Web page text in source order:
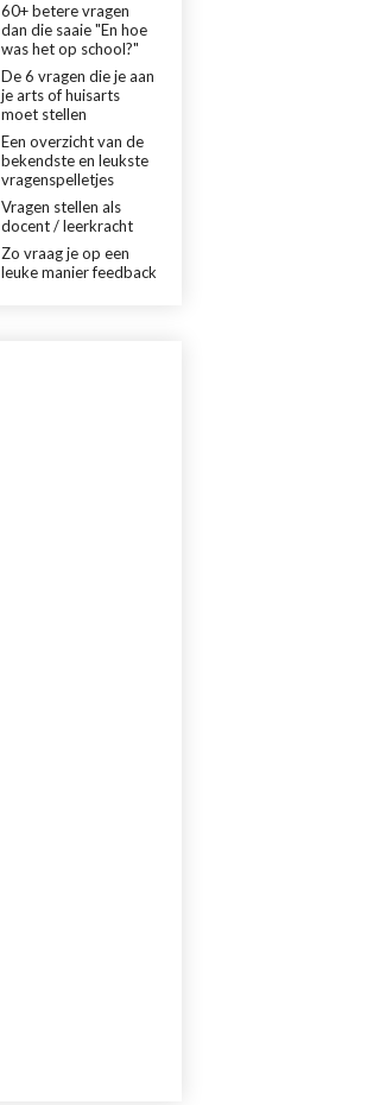
60+ betere vragen
dan die saaie "En hoe
was het op school?"
De 6 vragen die je aan
je arts of huisarts
moet stellen
Een overzicht van de
bekendste en leukste
vragenspelletjes
Vragen stellen als
docent / leerkracht
Zo vraag je op een
leuke manier feedback